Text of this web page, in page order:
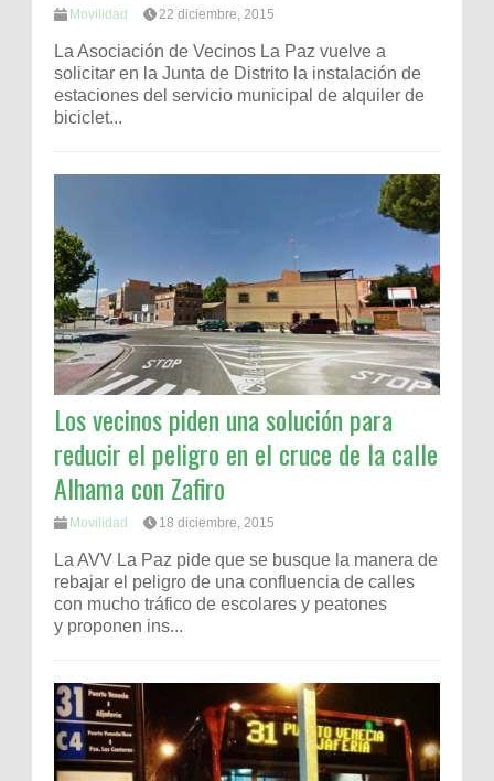
Movilidad 22 diciembre, 2015
La Asociación de Vecinos La Paz vuelve a
solicitar en la Junta de Distrito la instalación de
estaciones del servicio municipal de alquiler de
biciclet...
Los vecinos piden una solución para
reducir el peligro en el cruce de la calle
Alhama con Zafiro
Movilidad 18 diciembre, 2015
La AVV La Paz pide que se busque la manera de
rebajar el peligro de una confluencia de calles
con mucho tráfico de escolares y peatones
y proponen ins...